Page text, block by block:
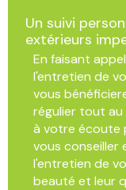
Un suivi
extérieurs
En faisant
l'entretien de
vous
régulier tout au
à votre écoute
vous conseiller
l'entretien de
beauté et leur